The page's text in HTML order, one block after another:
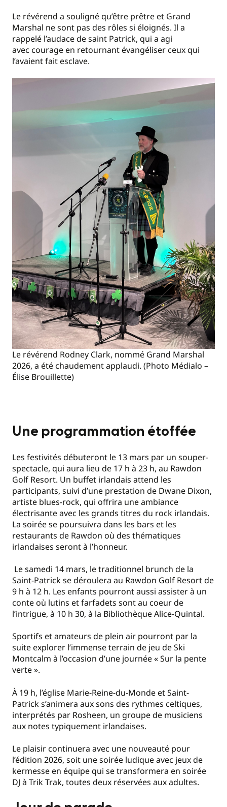
Le révérend a souligné qu’être prêtre et Grand
Marshal ne sont pas des rôles si éloignés. Il a
rappelé l’audace de saint Patrick, qui a agi
avec courage en retournant évangéliser ceux qui
l’avaient fait esclave.
Le révérend Rodney Clark, nommé Grand Marshal
2026, a été chaudement applaudi. (Photo Médialo –
Élise Brouillette)
Une programmation étoffée
Les festivités débuteront le 13 mars par un souper-
spectacle, qui aura lieu de 17 h à 23 h, au Rawdon
Golf Resort. Un buffet irlandais attend les
participants, suivi d’une prestation de Dwane Dixon,
artiste blues-rock, qui offrira une ambiance
électrisante avec les grands titres du rock irlandais.
La soirée se poursuivra dans les bars et les
restaurants de Rawdon où des thématiques
irlandaises seront à l’honneur.
Le samedi 14 mars, le traditionnel brunch de la
Saint-Patrick se déroulera au Rawdon Golf Resort de
9 h à 12 h. Les enfants pourront aussi assister à un
conte où lutins et farfadets sont au coeur de
l’intrigue, à 10 h 30, à la Bibliothèque Alice-Quintal.
Sportifs et amateurs de plein air pourront par la
suite explorer l’immense terrain de jeu de Ski
Montcalm à l’occasion d’une journée « Sur la pente
verte ».
À 19 h, l’église Marie-Reine-du-Monde et Saint-
Patrick s’animera aux sons des rythmes celtiques,
interprétés par Rosheen, un groupe de musiciens
aux notes typiquement irlandaises.
Le plaisir continuera avec une nouveauté pour
l’édition 2026, soit une soirée ludique avec jeux de
kermesse en équipe qui se transformera en soirée
DJ à Trik Trak, toutes deux réservées aux adultes.